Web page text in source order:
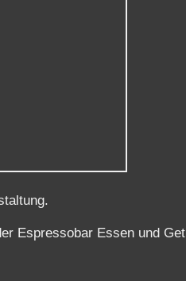
Espressobar Essen und
der Siegerehrung.
der Anmeldung zur